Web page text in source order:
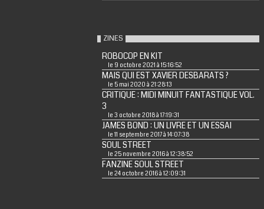
ZINES
ROBOCOP EN KIT
le 9 octobre 2021 à 15:16:52
MAIS QUI EST XAVIER DESBARATS ?
le 5 mai 2020 à 21:28:13
CRITIQUE : MIDI MINUIT FANTASTIQUE VOL.
3
le 3 octobre 2018 à 17:19:31
JAMES BOND : UN LIVRE ET UN ESSAI
le 11 septembre 2017 à 14:07:38
SOUL STREET
le 25 novembre 2016 à 12:38:52
FANZINE SOUL STREET
le 24 octobre 2016 à 12:09:31